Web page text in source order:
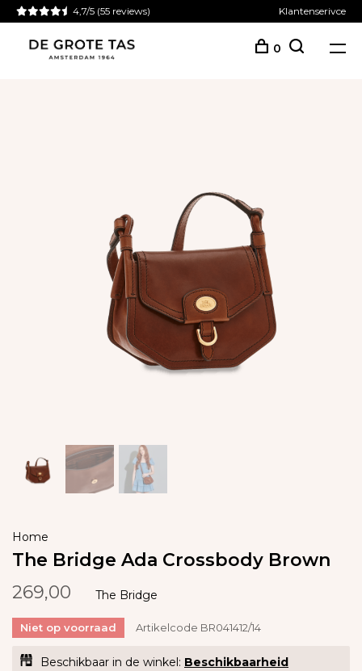
4,7/5 (55 reviews) Klantenserivce
0
Home
The Bridge Ada Crossbody Brown
269,00
The Bridge
Niet op voorraad Artikelcode BR041412/14
Beschikbaar in de winkel: Beschikbaarheid